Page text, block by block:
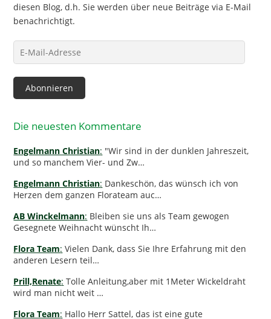
diesen Blog, d.h. Sie werden über neue Beiträge via E-Mail
benachrichtigt.
Mail-
Adresse
Abonnieren
Die neuesten Kommentare
Engelmann Christian: "Wir sind in der dunklen Jahreszeit,
und so manchem Vier- und Zw…
Engelmann Christian: Dankeschön, das wünsch ich von
Herzen dem ganzen Florateam auc…
AB Winckelmann: Bleiben sie uns als Team gewogen
Gesegnete Weihnacht wünscht Ih…
Flora Team: Vielen Dank, dass Sie Ihre Erfahrung mit den
anderen Lesern teil…
Prill,Renate: Tolle Anleitung,aber mit 1Meter Wickeldraht
wird man nicht weit …
Flora Team: Hallo Herr Sattel, das ist eine gute